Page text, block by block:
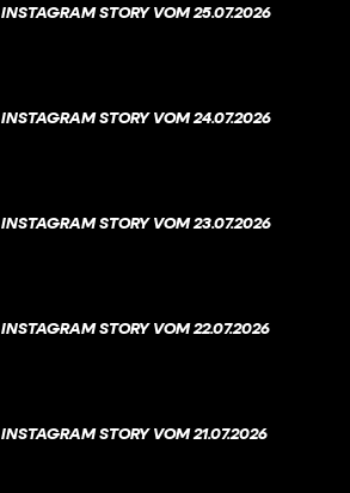
INSTAGRAM STORY VOM 25.07.2026
INSTAGRAM STORY VOM 24.07.2026
INSTAGRAM STORY VOM 23.07.2026
INSTAGRAM STORY VOM 22.07.2026
INSTAGRAM STORY VOM 21.07.2026